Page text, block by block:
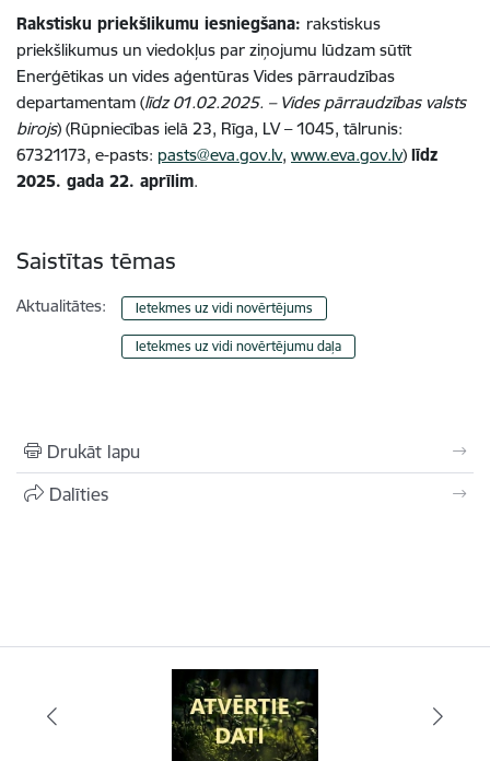
Rakstisku priekšlikumu iesniegšana: rakstiskus
priekšlikumus un viedokļus par ziņojumu lūdzam sūtīt
Enerģētikas un vides aģentūras Vides pārraudzības
departamentam (līdz 01.02.2025. – Vides pārraudzības valsts
birojs) (Rūpniecības ielā 23, Rīga, LV–1045, tālrunis:
67321173, e-pasts: pasts@eva.gov.lv, www.eva.gov.lv) līdz
2025. gada 22. aprīlim.
Saistītas tēmas
Aktualitātes: Ietekmes uz vidi novērtējums
Ietekmes uz vidi novērtējumu daļa
Drukāt lapu
Dalīties